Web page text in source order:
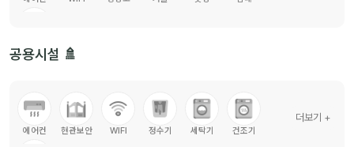
책상
공용시설 🚿
에어컨 현관보안 WIFI 정수기 세탁기 건조기
더보기 +